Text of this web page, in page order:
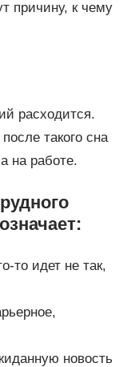
причину, к чему
расходится.
такого сна
на работе.
то идет не так,
новость